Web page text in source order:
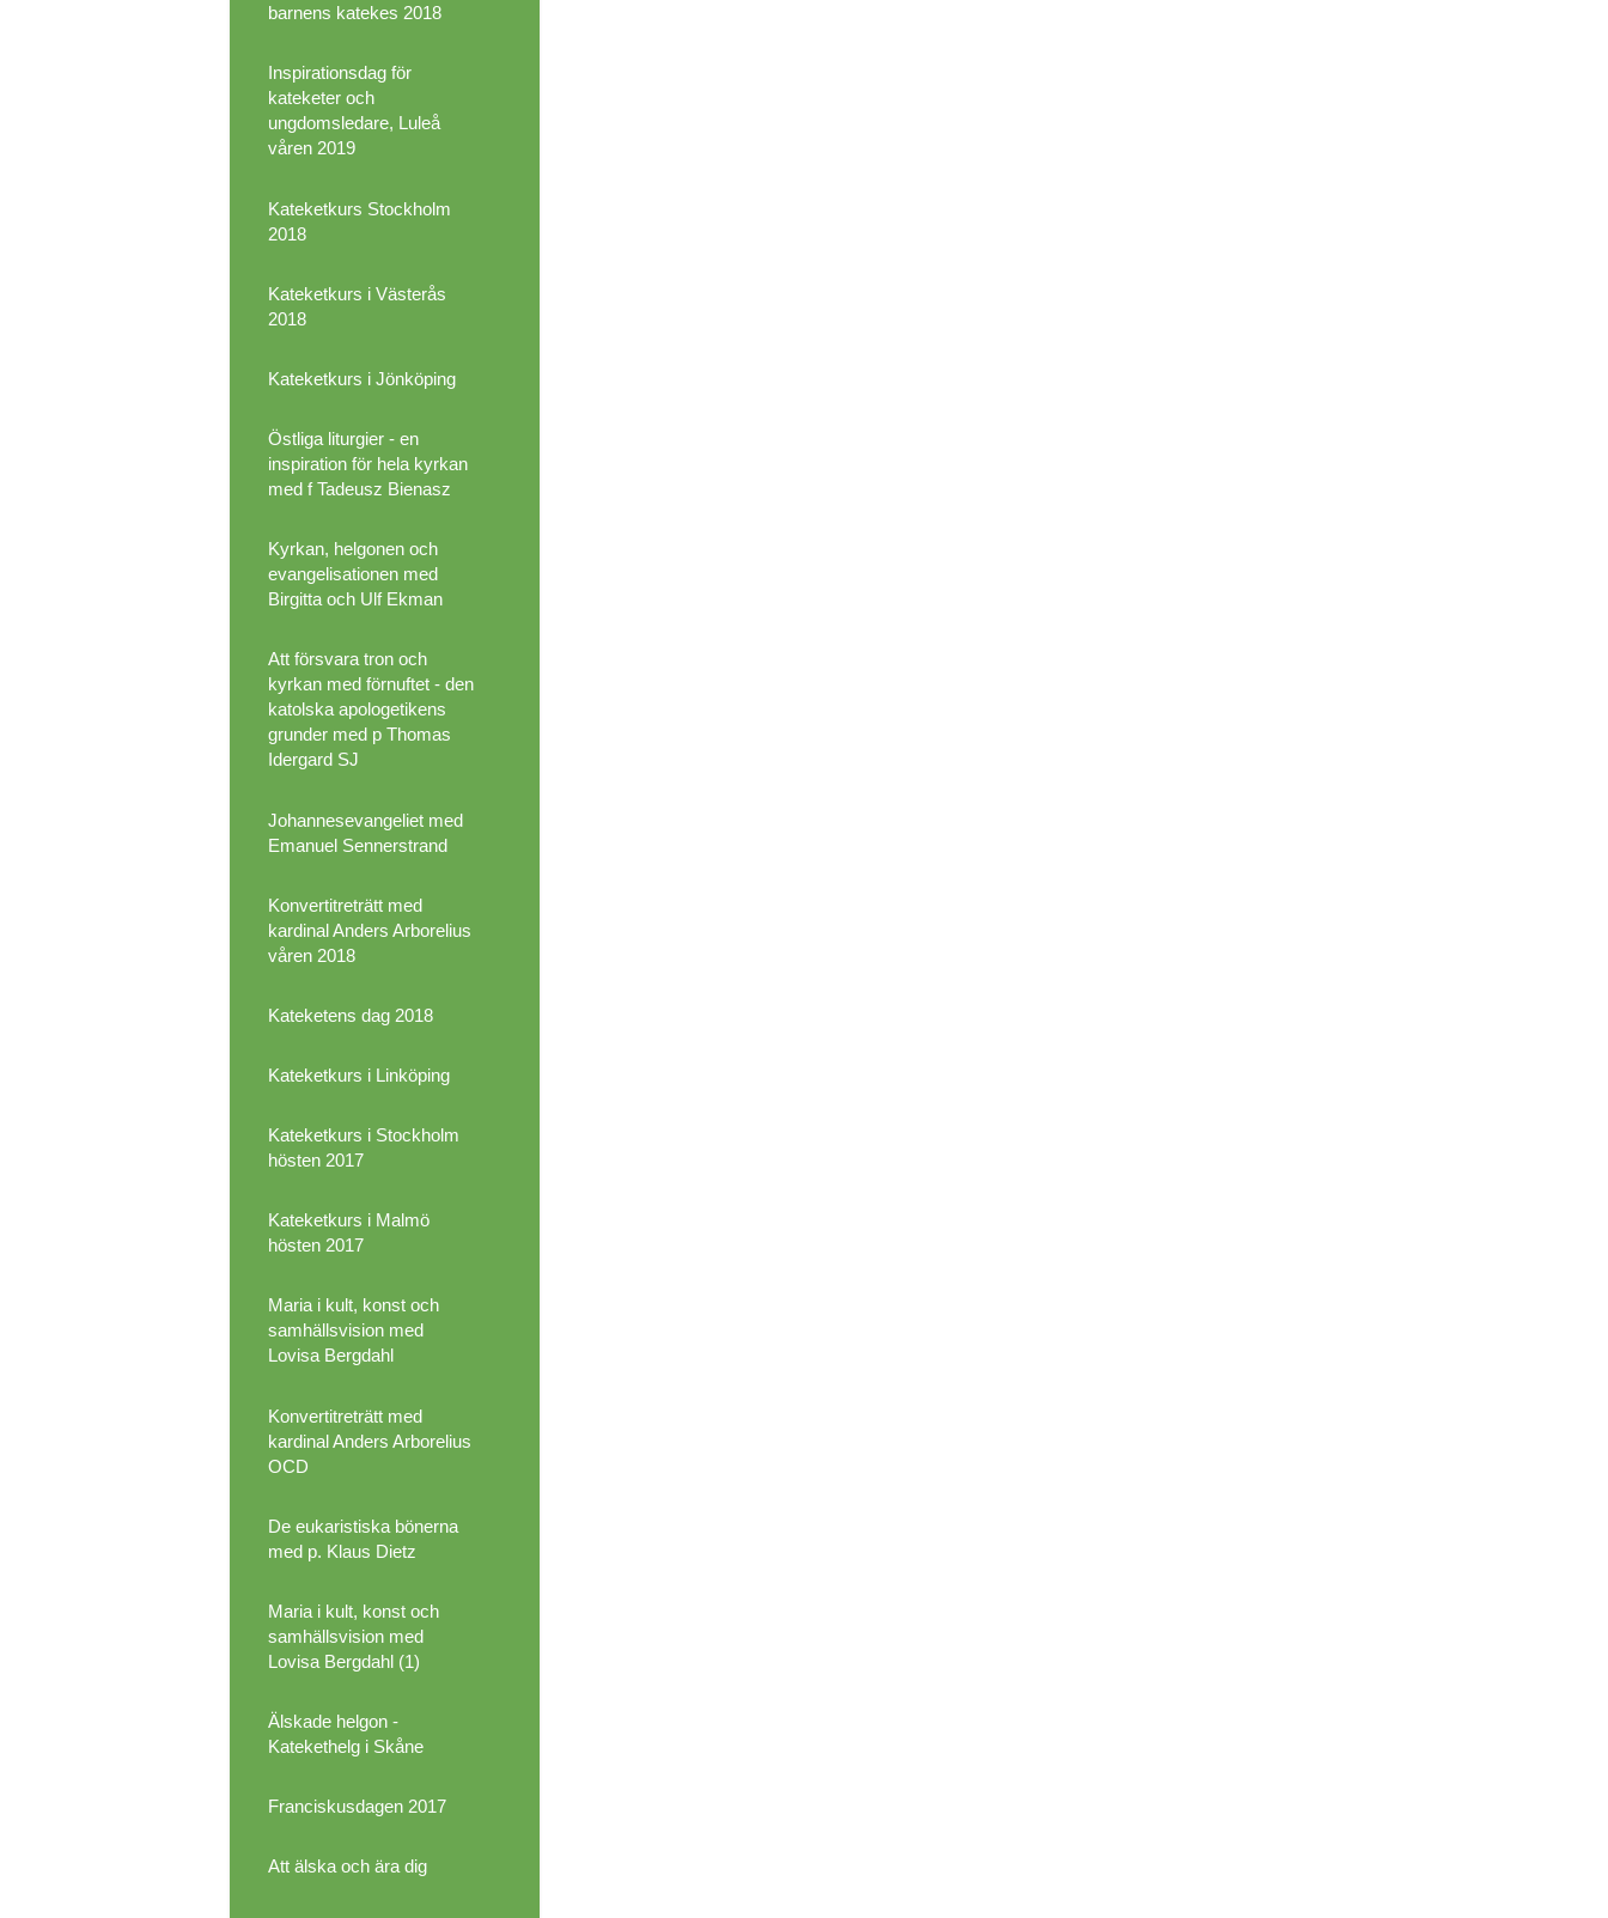
barnens katekes 2018
Inspirationsdag för
kateketer och
ungdomsledare, Luleå
våren 2019
Kateketkurs Stockholm
2018
Kateketkurs i Västerås
2018
Kateketkurs i Jönköping
Östliga liturgier - en
inspiration för hela kyrkan
med f Tadeusz Bienasz
Kyrkan, helgonen och
evangelisationen med
Birgitta och Ulf Ekman
Att försvara tron och
kyrkan med förnuftet - den
katolska apologetikens
grunder med p Thomas
Idergard SJ
Johannesevangeliet med
Emanuel Sennerstrand
Konvertitreträtt med
kardinal Anders Arborelius
våren 2018
Kateketens dag 2018
Kateketkurs i Linköping
Kateketkurs i Stockholm
hösten 2017
Kateketkurs i Malmö
hösten 2017
Maria i kult, konst och
samhällsvision med
Lovisa Bergdahl
Konvertitreträtt med
kardinal Anders Arborelius
OCD
De eukaristiska bönerna
med p. Klaus Dietz
Maria i kult, konst och
samhällsvision med
Lovisa Bergdahl (1)
Älskade helgon -
Katekethelg i Skåne
Franciskusdagen 2017
Att älska och ära dig